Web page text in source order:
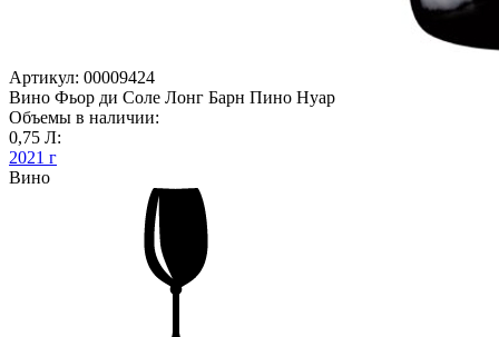
Артикул: 00009424
Вино Фьор ди Соле Лонг Барн Пино Нуар
Объемы в наличии:
0,75 Л:
2021 г
Вино